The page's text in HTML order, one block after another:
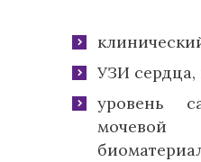
УЗИ сердца,
уровень